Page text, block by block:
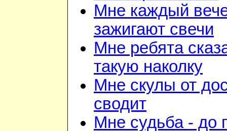
Мне каждый
зажигают свечи
Мне ребята
такую наколку
Мне скулы от
сводит
Мне судьба - до